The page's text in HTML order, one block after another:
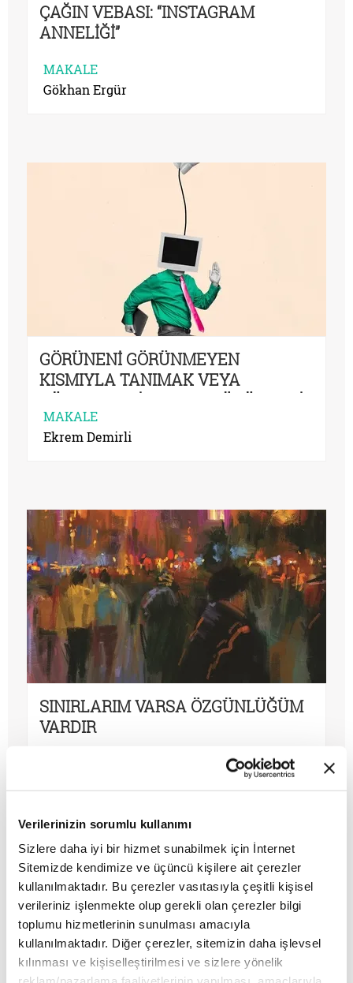
Verilerinizin sorumlu kullanımı
Sizlere daha iyi bir hizmet sunabilmek için İnternet
Sitemizde kendimize ve üçüncü kişilere ait çerezler
kullanılmaktadır. Bu çerezler vasıtasıyla çeşitli kişisel
verileriniz işlenmekte olup gerekli olan çerezler bilgi
toplumu hizmetlerinin sunulması amacıyla
kullanılmaktadır. Diğer çerezler, sitemizin daha işlevsel
kılınması ve kişiselleştirilmesi ve sizlere yönelik
ÇAĞIN VEBASI: “INSTAGRAM
ANNELİĞİ”
MAKALE
Gökhan Ergür
GÖRÜNENİ GÖRÜNMEYEN
KISMIYLA TANIMAK VEYA
DÜNYANIN CİLASININ DÖKÜLMESİ:
BU FENOMENİN NUMENİ NEREDE?
MAKALE
Ekrem Demirli
SINIRLARIM VARSA ÖZGÜNLÜĞÜM
VARDIR